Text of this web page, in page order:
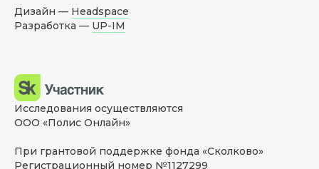
Дизайн — Headspace
Разработка — UP-IM
Исследования осуществляются
ООО «Полис Онлайн»
При грантовой поддержке фонда «Сколково»
Регистрационный номер №1127299